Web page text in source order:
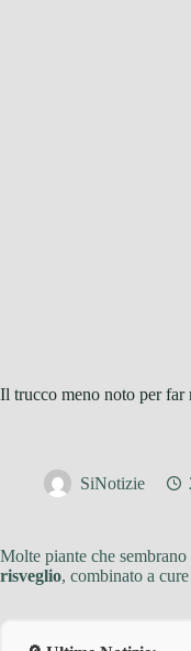
Il trucco meno noto per far
SiNotizie
Molte piante che
risveglio, combinato a